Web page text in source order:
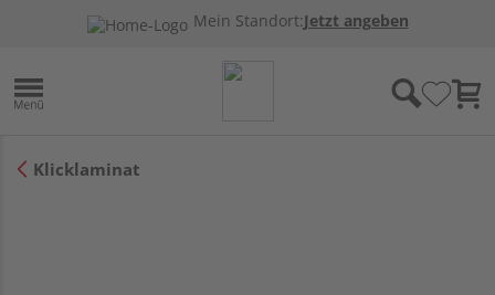
Mein Standort:Jetzt angeben
Klicklaminat